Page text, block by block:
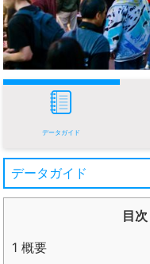
データガイド
データガイド
目次
1 概要